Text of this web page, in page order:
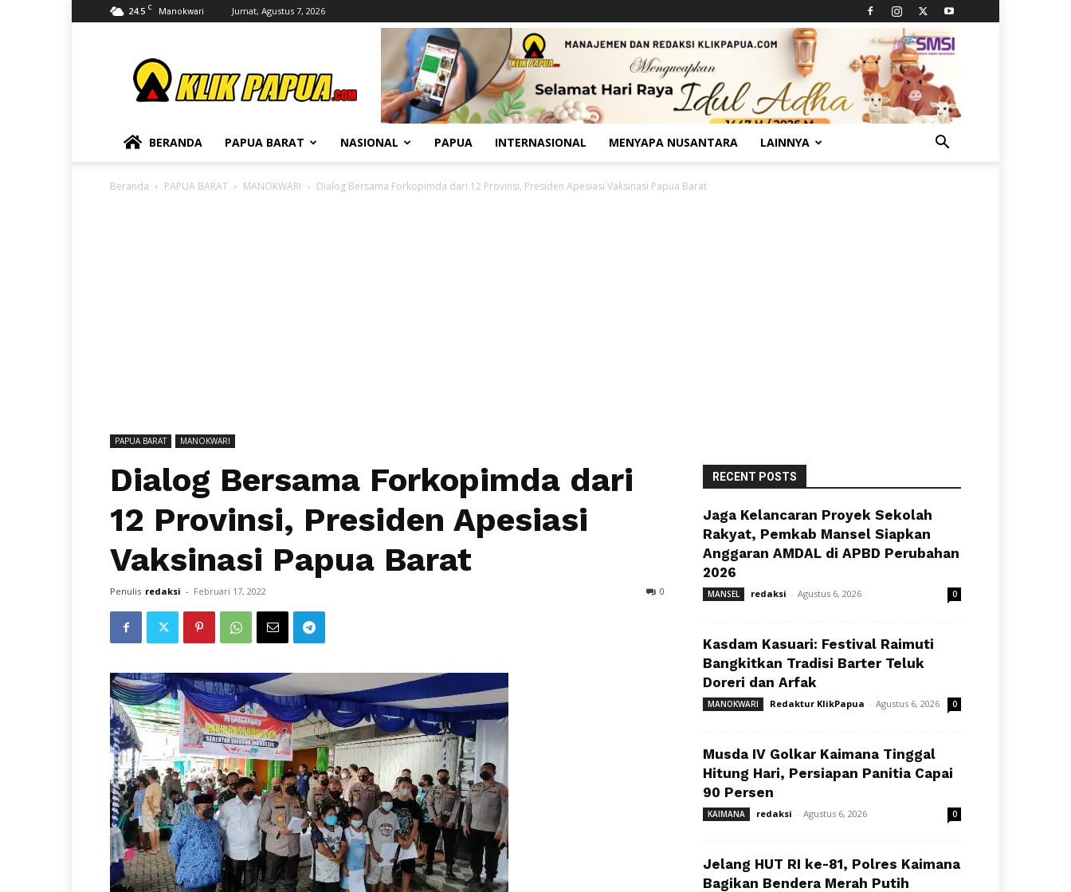
24.5 C Manokwari Jumat, Agustus 7, 2026
BERANDA PAPUA BARAT NASIONAL PAPUA INTERNASIONAL MENYAPA NUSANTARA LAINNYA
Beranda PAPUA BARAT MANOKWARI Dialog Bersama Forkopimda dari 12 Provinsi, Presiden Apesiasi Vaksinasi Papua Barat
PAPUA BARAT MANOKWARI
Dialog Bersama Forkopimda dari
12 Provinsi, Presiden Apesiasi
Vaksinasi Papua Barat
Penulis redaksi - Februari 17, 2022 0
RECENT POSTS
Jaga Kelancaran Proyek Sekolah
Rakyat, Pemkab Mansel Siapkan
Anggaran AMDAL di APBD Perubahan
2026
MANSEL redaksi - Agustus 6, 2026 0
Kasdam Kasuari: Festival Raimuti
Bangkitkan Tradisi Barter Teluk
Doreri dan Arfak
MANOKWARI Redaktur KlikPapua - Agustus 6, 2026 0
Musda IV Golkar Kaimana Tinggal
Hitung Hari, Persiapan Panitia Capai
90 Persen
KAIMANA redaksi - Agustus 6, 2026 0
Jelang HUT RI ke-81, Polres Kaimana
Bagikan Bendera Merah Putih